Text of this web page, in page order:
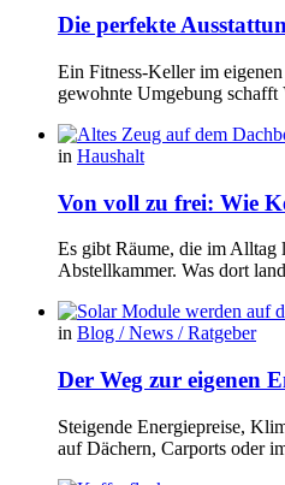
Die perfekte
Ein Fitness-Keller im
gewohnte Umgebung
in Haushalt
Von voll zu frei: Wie
Es gibt Räume, die im Alltag
Abstellkammer. Was dort
in Blog / News / Ratgeber
Der Weg zur eigenen
Steigende Energiepreise,
auf Dächern, Carports oder